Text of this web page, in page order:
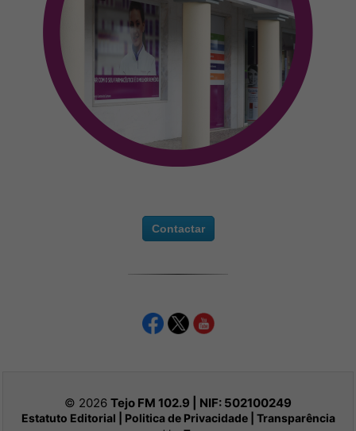
Contactar
© 2026 Tejo FM 102.9 | NIF: 502100249
Estatuto Editorial Politica de Privacidade| Transparência